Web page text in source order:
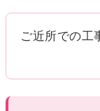
ご近所での工